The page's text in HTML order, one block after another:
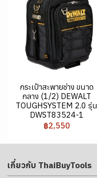
กระเป๋าสะพายช่าง ขนาด
กลาง (1/2) DEWALT
TOUGHSYSTEM 2.0 รุ่น
DWST83524-1
฿2,550
เกี่ยวกับ ThaiBuyTools